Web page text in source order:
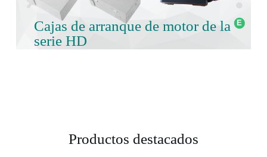
Cajas de arranque de motor de la
serie HD
Productos destacados